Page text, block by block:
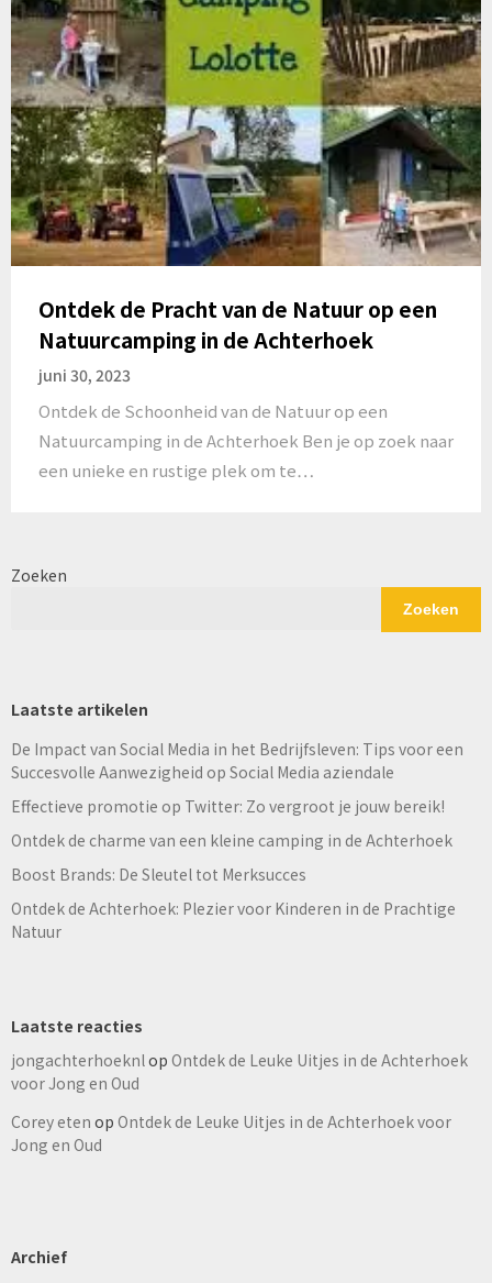
Ontdek de Pracht van de Natuur op een
Natuurcamping in de Achterhoek
juni 30, 2023
Ontdek de Schoonheid van de Natuur op een
Natuurcamping in de Achterhoek Ben je op zoek naar
een unieke en rustige plek om te…
Zoeken
Zoeken
Laatste artikelen
De Impact van Social Media in het Bedrijfsleven: Tips voor een
Succesvolle Aanwezigheid op Social Media aziendale
Effectieve promotie op Twitter: Zo vergroot je jouw bereik!
Ontdek de charme van een kleine camping in de Achterhoek
Boost Brands: De Sleutel tot Merksucces
Ontdek de Achterhoek: Plezier voor Kinderen in de Prachtige
Natuur
Laatste reacties
jongachterhoeknl op Ontdek de Leuke Uitjes in de Achterhoek
voor Jong en Oud
Corey eten op Ontdek de Leuke Uitjes in de Achterhoek voor
Jong en Oud
Archief